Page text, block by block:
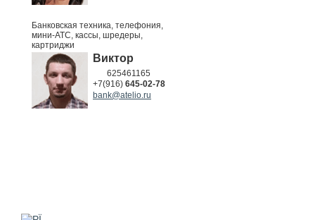
Банковская техника, телефония,
мини-АТС, кассы, шредеры,
картриджи
Виктор
625461165
+7(916) 645-02-78
bank@atelio.ru